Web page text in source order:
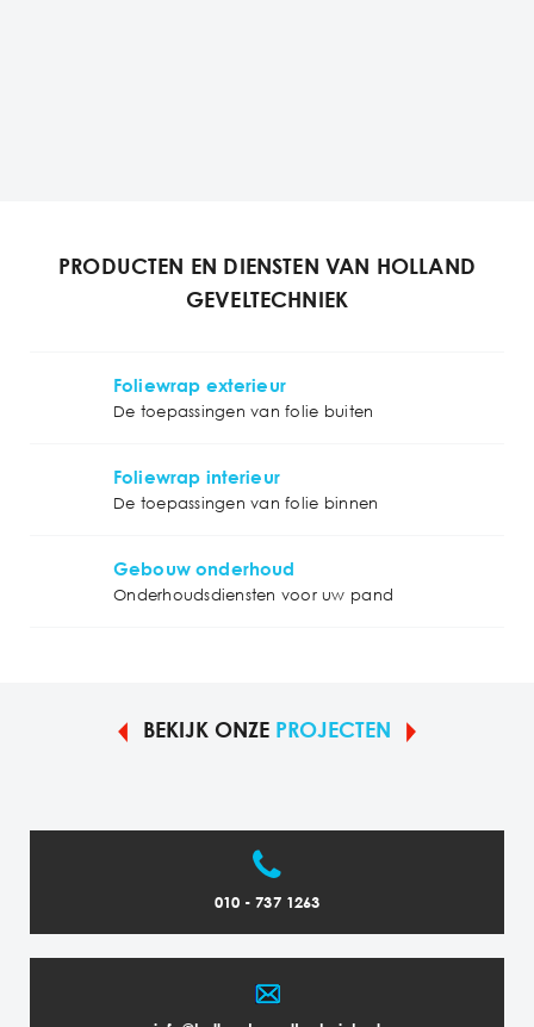
PRODUCTEN EN DIENSTEN VAN HOLLAND
GEVELTECHNIEK
Foliewrap exterieur
De toepassingen van folie buiten
Foliewrap interieur
De toepassingen van folie binnen
Gebouw onderhoud
Onderhoudsdiensten voor uw pand
BEKIJK ONZE PROJECTEN
010 - 737 1263